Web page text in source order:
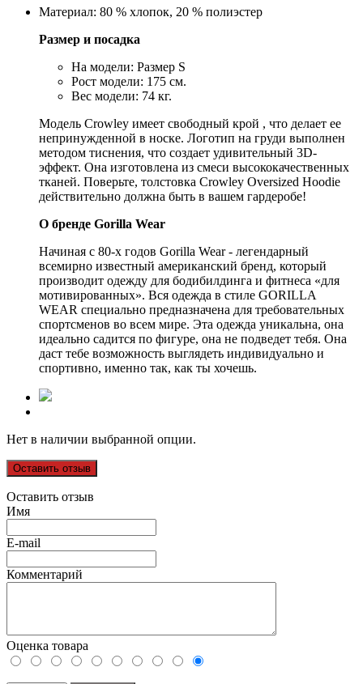
Материал: 80 % хлопок, 20 % полиэстер
Размер и посадка
На модели: Размер S
Рост модели: 175 см.
Вес модели: 74 кг.
Модель Crowley имеет свободный крой , что делает ее
непринужденной в носке. Логотип на груди выполнен
методом тиснения, что создает удивительный 3D-
эффект. Она изготовлена из смеси высококачественных
тканей. Поверьте, толстовка Crowley Oversized Hoodie
действительно должна быть в вашем гардеробе!
О бренде Gorilla Wear
Начиная с 80-х годов Gorilla Wear - легендарный
всемирно известный американский бренд, который
производит одежду для бодибилдинга и фитнеса «для
мотивированных». Вся одежда в стиле GORILLA
WEAR специально предназначена для требовательных
спортсменов во всем мире. Эта одежда уникальна, она
идеально садится по фигуре, она не подведет тебя. Она
даст тебе возможность выглядеть индивидуально и
спортивно, именно так, как ты хочешь.
Нет в наличии выбранной опции.
Оставить отзыв
Оставить отзыв
Имя
E-mail
Комментарий
Оценка товара